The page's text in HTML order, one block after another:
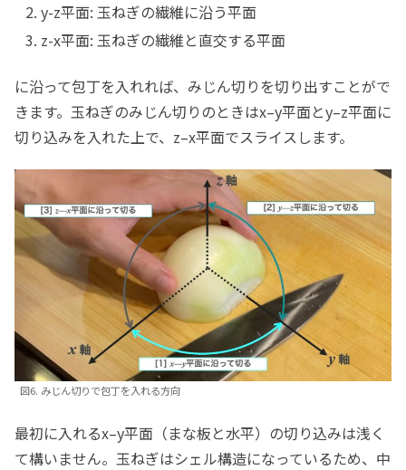
y-z平面: 玉ねぎの繊維に沿う平面
z-x平面: 玉ねぎの繊維と直交する平面
に沿って包丁を入れれば、みじん切りを切り出すことがで
きます。玉ねぎのみじん切りのときはx–y平面とy–z平面に
切り込みを入れた上で、z–x平面でスライスします。
図6. みじん切りで包丁を入れる方向
最初に入れるx–y平面（まな板と水平）の切り込みは浅く
て構いません。玉ねぎはシェル構造になっているため、中